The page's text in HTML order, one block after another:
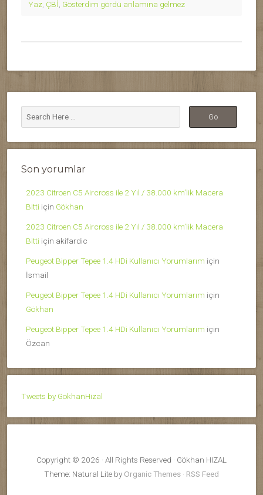
Yaz ÇBİ Gösterdim gördü anlamına gelmez
Son yorumlar
2023 Citroen C5 Aircross ile 2 Yıl / 38.000 km’lik Macera
Bitti için Gökhan
2023 Citroen C5 Aircross ile 2 Yıl / 38.000 km’lik Macera
Bitti için akifardic
Peugeot Bipper Tepee 1.4 HDi Kullanıcı Yorumlarım için
İsmail
Peugeot Bipper Tepee 1.4 HDi Kullanıcı Yorumlarım için
Gökhan
Peugeot Bipper Tepee 1.4 HDi Kullanıcı Yorumlarım için
Özcan
Tweets by GokhanHizal
Copyright © 2026 · All Rights Reserved · Gökhan HIZAL
Theme: Natural Lite by Organic Themes · RSS Feed